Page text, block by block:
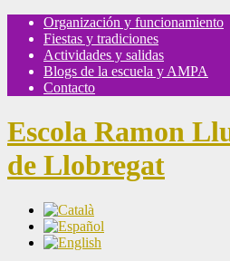
Organización y funcionamiento
Fiestas y tradiciones
Actividades y salidas
Blogs de la escuela y AMPA
Contacto
Escola Ramon
de Llobregat